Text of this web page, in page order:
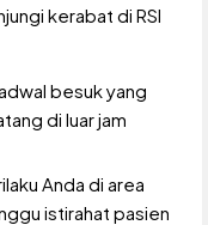
kerabat di RSI
besuk yang
di luar jam
Anda di area
istirahat pasien